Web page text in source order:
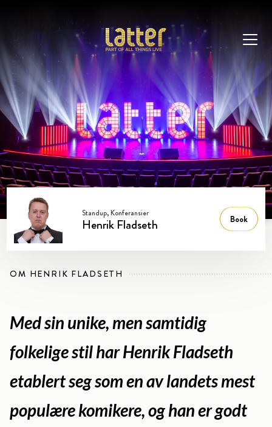
Standup, Konferansier
Henrik Fladseth Book
OM HENRIK FLADSETH
Med sin unike, men samtidig
folkelige stil har Henrik Fladseth
etablert seg som en av landets mest
populære komikere, og han er godt